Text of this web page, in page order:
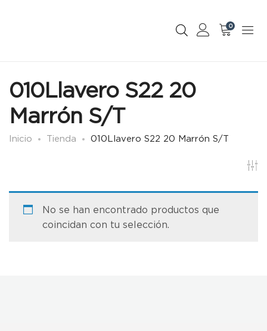
0
010Llavero S22 20
Marrón S/T
Inicio Tienda 010Llavero S22 20 Marrón S/T
No se han encontrado productos que
coincidan con tu selección.